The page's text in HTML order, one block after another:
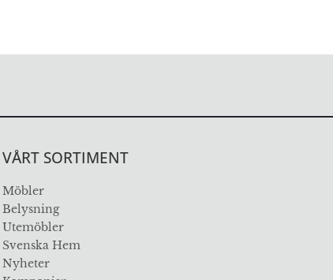
VÅRT SORTIMENT
Möbler
Belysning
Utemöbler
Svenska Hem
Nyheter